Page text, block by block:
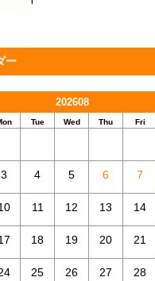
ー
202608
Tue Wed Thu Fri
3 4 5 6 7
11 12 13 14
18 19 20 21
25 26 27 28